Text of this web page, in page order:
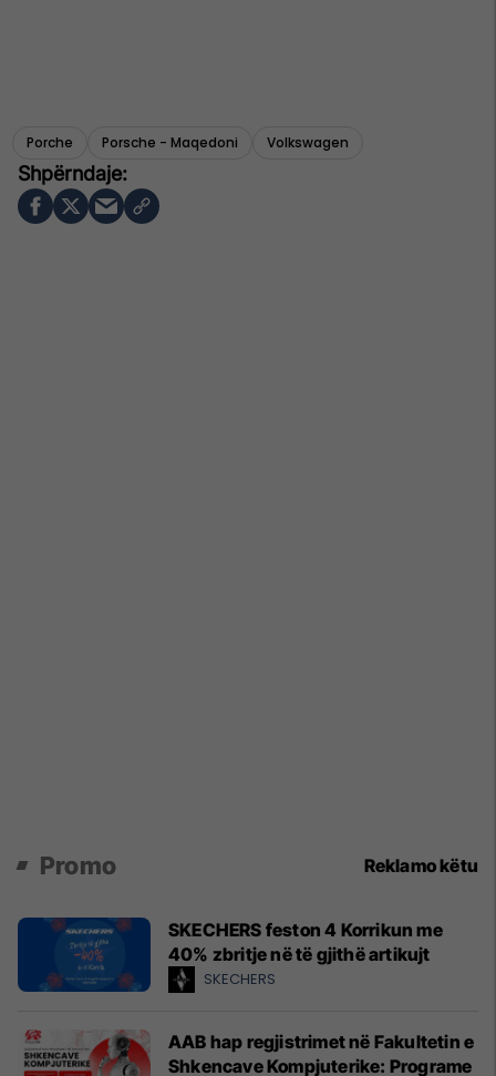
Porche Porsche - Maqedoni Volkswagen
Promo Reklamo këtu
SKECHERS feston 4 Korrikun me
40% zbritje në të gjithë artikujt
SKECHERS
AAB hap regjistrimet në Fakultetin e
Shkencave Kompjuterike: Programe